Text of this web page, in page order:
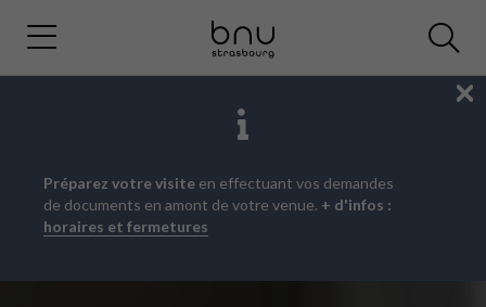
Aller
au
menu
Aller
au
contenu
Aller
à
la
Préparez votre visite en effectuant vos demandes
de documents en amont de votre venue. + d'infos :
horaires et fermetures